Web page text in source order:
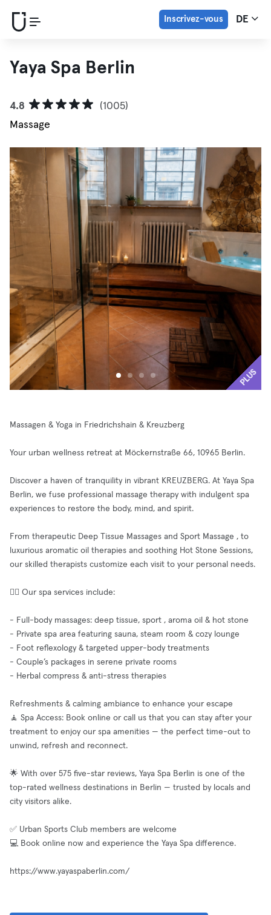
Inscrivez-vous DE
Yaya Spa Berlin
4.8
(1005)
Massage
PLUS
Massagen & Yoga in Friedrichshain & Kreuzberg
Your urban wellness retreat at Möckernstraße 66, 10965 Berlin.
Discover a haven of tranquility in vibrant KREUZBERG. At Yaya Spa
Berlin, we fuse professional massage therapy with indulgent spa
experiences to restore the body, mind, and spirit.
From therapeutic Deep Tissue Massages and Sport Massage , to
luxurious aromatic oil therapies and soothing Hot Stone Sessions,
our skilled therapists customize each visit to your personal needs.
🧖‍♀️ Our spa services include:
- Full-body massages: deep tissue, sport , aroma oil & hot stone
- Private spa area featuring sauna, steam room & cozy lounge
- Foot reflexology & targeted upper-body treatments
- Couple’s packages in serene private rooms
- Herbal compress & anti-stress therapies
Refreshments & calming ambiance to enhance your escape
🧘 Spa Access: Book online or call us that you can stay after your
treatment to enjoy our spa amenities — the perfect time-out to
unwind, refresh and reconnect.
🌟 With over 575 five-star reviews, Yaya Spa Berlin is one of the
top-rated wellness destinations in Berlin — trusted by locals and
city visitors alike.
✅ Urban Sports Club members are welcome
💻 Book online now and experience the Yaya Spa difference.
https://www.yayaspaberlin.com/